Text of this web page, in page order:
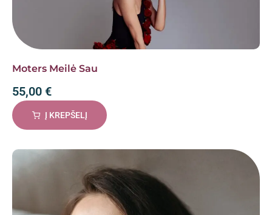
Moters Meilė Sau
55,00 €
Į KREPŠELĮ